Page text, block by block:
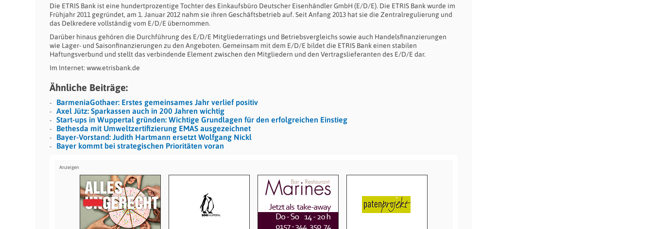
Die ETRIS Bank ist eine hundertprozentige Tochter des Einkaufsbüro Deutscher Eisenhändler GmbH (E/D/E). Die ETRIS Bank wurde im
Frühjahr 2011 gegründet, am 1. Januar 2012 nahm sie ihren Geschäftsbetrieb auf. Seit Anfang 2013 hat sie die Zentralregulierung und
das Delkredere vollständig vom E/D/E übernommen.
Darüber hinaus gehören die Durchführung des E/D/E Mitgliederratings und Betriebsvergleichs sowie auch Handelsfinanzierungen
wie Lager- und Saisonfinanzierungen zu den Angeboten. Gemeinsam mit dem E/D/E bildet die ETRIS Bank einen stabilen
Haftungsverbund und stellt das verbindende Element zwischen den Mitgliedern und den Vertragslieferanten des E/D/E dar.
Im Internet: www.etrisbank.de
Ähnliche Beiträge:
BarmeniaGothaer: Erstes gemeinsames Jahr verlief positiv
Axel Jütz: Sparkassen auch in 200 Jahren wichtig
Start-ups in Wuppertal gründen: Wichtige Grundlagen für den erfolgreichen Einstieg
Bethesda mit Umweltzertifizierung EMAS ausgezeichnet
Bayer-Vorstand: Judith Hartmann ersetzt Wolfgang Nickl
Bayer kommt bei strategischen Prioritäten voran